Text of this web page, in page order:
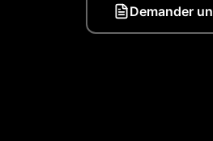
Demander